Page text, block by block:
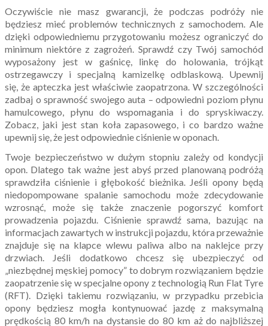
Oczywiście nie masz gwarancji, że podczas podróży nie
będziesz mieć problemów technicznych z samochodem. Ale
dzięki odpowiedniemu przygotowaniu możesz ograniczyć do
minimum niektóre z zagrożeń. Sprawdź czy Twój samochód
wyposażony jest w gaśnicę, linkę do holowania, trójkąt
ostrzegawczy i specjalną kamizelkę odblaskową. Upewnij
się, że apteczka jest właściwie zaopatrzona. W szczególności
zadbaj o sprawność swojego auta – odpowiedni poziom płynu
hamulcowego, płynu do wspomagania i do spryskiwaczy.
Zobacz, jaki jest stan koła zapasowego, i co bardzo ważne
upewnij się, że jest odpowiednie ciśnienie w oponach.
Twoje bezpieczeństwo w dużym stopniu zależy od kondycji
opon. Dlatego tak ważne jest abyś przed planowaną podróżą
sprawdziła ciśnienie i głębokość bieżnika. Jeśli opony będą
niedopompowane spalanie samochodu może zdecydowanie
wzrosnąć, może się także znaczenie pogorszyć komfort
prowadzenia pojazdu. Ciśnienie sprawdź sama, bazując na
informacjach zawartych w instrukcji pojazdu, która przeważnie
znajduje się na klapce wlewu paliwa albo na naklejce przy
drzwiach. Jeśli dodatkowo chcesz się ubezpieczyć od
„niezbędnej męskiej pomocy” to dobrym rozwiązaniem będzie
zaopatrzenie się w specjalne opony z technologią Run Flat Tyre
(RFT). Dzięki takiemu rozwiązaniu, w przypadku przebicia
opony będziesz mogła kontynuować jazdę z maksymalną
prędkością 80 km/h na dystansie do 80 km aż do najbliższej